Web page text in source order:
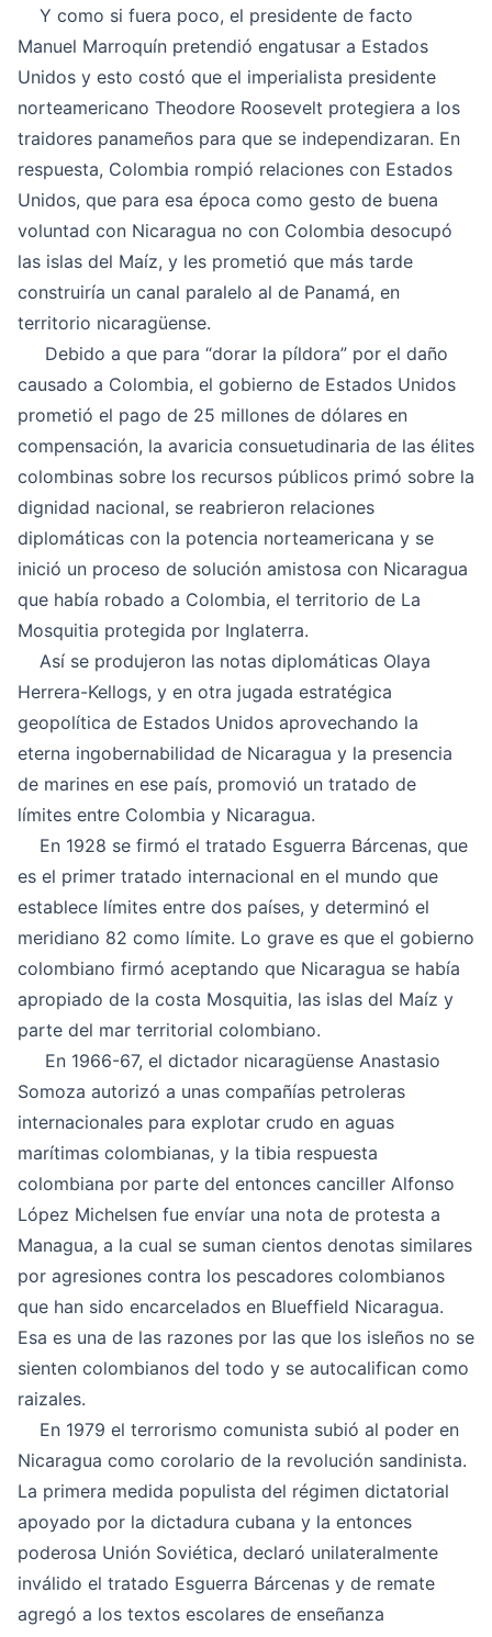
Y como si fuera poco, el presidente de facto
Manuel Marroquín pretendió engatusar a Estados
Unidos y esto costó que el imperialista presidente
norteamericano Theodore Roosevelt protegiera a los
traidores panameños para que se independizaran. En
respuesta, Colombia rompió relaciones con Estados
Unidos, que para esa época como gesto de buena
voluntad con Nicaragua no con Colombia desocupó
las islas del Maíz, y les prometió que más tarde
construiría un canal paralelo al de Panamá, en
territorio nicaragüense.
Debido a que para “dorar la píldora” por el daño
causado a Colombia, el gobierno de Estados Unidos
prometió el pago de 25 millones de dólares en
compensación, la avaricia consuetudinaria de las élites
colombinas sobre los recursos públicos primó sobre la
dignidad nacional, se reabrieron relaciones
diplomáticas con la potencia norteamericana y se
inició un proceso de solución amistosa con Nicaragua
que había robado a Colombia, el territorio de La
Mosquitia protegida por Inglaterra.
Así se produjeron las notas diplomáticas Olaya
Herrera-Kellogs, y en otra jugada estratégica
geopolítica de Estados Unidos aprovechando la
eterna ingobernabilidad de Nicaragua y la presencia
de marines en ese país, promovió un tratado de
límites entre Colombia y Nicaragua.
En 1928 se firmó el tratado Esguerra Bárcenas, que
es el primer tratado internacional en el mundo que
establece límites entre dos países, y determinó el
meridiano 82 como límite. Lo grave es que el gobierno
colombiano firmó aceptando que Nicaragua se había
apropiado de la costa Mosquitia, las islas del Maíz y
parte del mar territorial colombiano.
En 1966-67, el dictador nicaragüense Anastasio
Somoza autorizó a unas compañías petroleras
internacionales para explotar crudo en aguas
marítimas colombianas, y la tibia respuesta
colombiana por parte del entonces canciller Alfonso
López Michelsen fue envíar una nota de protesta a
Managua, a la cual se suman cientos denotas similares
por agresiones contra los pescadores colombianos
que han sido encarcelados en Blueffield Nicaragua.
Esa es una de las razones por las que los isleños no se
sienten colombianos del todo y se autocalifican como
raizales.
En 1979 el terrorismo comunista subió al poder en
Nicaragua como corolario de la revolución sandinista.
La primera medida populista del régimen dictatorial
apoyado por la dictadura cubana y la entonces
poderosa Unión Soviética, declaró unilateralmente
inválido el tratado Esguerra Bárcenas y de remate
agregó a los textos escolares de enseñanza